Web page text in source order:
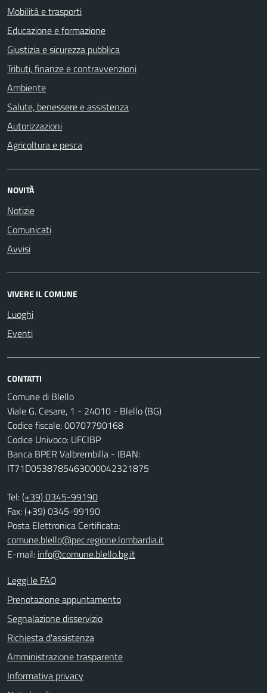
Mobilità e trasporti
Educazione e formazione
Giustizia e sicurezza pubblica
Tributi, finanze e contravvenzioni
Ambiente
Salute, benessere e assistenza
Autorizzazioni
Agricoltura e pesca
NOVITÀ
Notizie
Comunicati
Avvisi
VIVERE IL COMUNE
Luoghi
Eventi
CONTATTI
Comune di Blello
Viale G. Cesare, 1 - 24010 - Blello (BG)
Codice fiscale: 00707790168
Codice Univoco: UFCIBP
Banca BPER Valbrembilla - IBAN:
IT71D0538785463000042321875
Tel:(+39) 0345-99190
Fax: (+39) 0345-99190
Posta Elettronica Certificata:
comune.blello@pec.regione.lombardia.it
E-mail: info@comune.blello.bg.it
Leggi le FAQ
Prenotazione appuntamento
Segnalazione disservizio
Richiesta d'assistenza
Amministrazione trasparente
Informativa privacy